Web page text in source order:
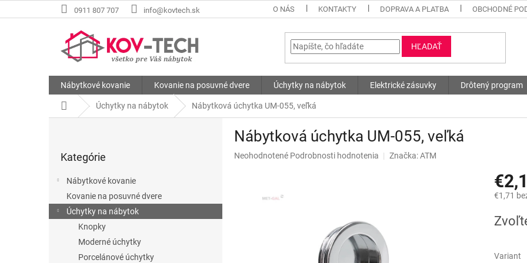
na
0911 807 707 info@kovtech.sk O NÁS KONTAKTY DOPRAVA A PLATBA OBCHODNÉ
HĽADAŤ
Nábytkové kovanie Kovanie na posuvné dvere Úchytky na nábytok Elektrické zásuvky Drôtený program
DomovÚchytky na nábytok Nábytková úchytka UM-055, veľká
a
kategórie
Kategórie
Nábytkové kovanie
Kovanie na posuvné dvere
Úchytky na nábytok
Knopky
Moderné úchytky
Porcelánové úchytky
Nábytková úchytka UM-055, veľká
Priemerné
Neohodnotené Podrobnosti hodnotenia Značka:ATM
€1,71
cena:
Variant